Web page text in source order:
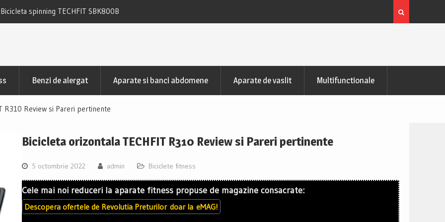
SBK800B Review si Pareri
TECHFIT R400N Review si
Bicicleta indoor cycling FitTronic®
Pareri
Benzi de alergat Aparate si banci abdomene Aparate de vaslit Multifunctionale
R310 Review si Pareri pertinente
Bicicleta orizontala TECHFIT R310 Review si Pareri pertinente
5 octombrie 2022 admin Biciclete fitness
Cele mai noi reduceri la aparate fitness propuse de magazine consacrate:
Descopera ofertele de Revolutia Preturilor doar la eMAG!